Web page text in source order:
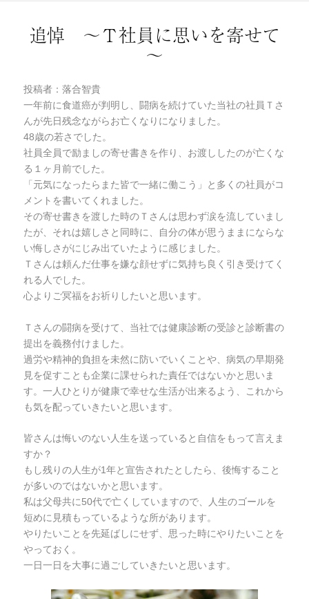
ー
追悼 ～Ｔ社員に思いを寄せて
～
投稿者：落合智貴
一年前に食道癌が判明し、闘病を続けていた当社の社員Ｔさ
んが先日残念ながらお亡くなりになりました。
48歳の若さでした。
社員全員で励ましの寄せ書きを作り、お渡ししたのが亡くな
る１ヶ月前でした。
「元気になったらまた皆で一緒に働こう」と多くの社員がコ
メントを書いてくれました。
その寄せ書きを渡した時のＴさんは思わず涙を流していまし
たが、それは嬉しさと同時に、自分の体が思うままにならな
い悔しさがにじみ出ていたように感じました。
Ｔさんは頼んだ仕事を嫌な顔せずに気持ち良く引き受けてく
れる人でした。
心よりご冥福をお祈りしたいと思います。
Ｔさんの闘病を受けて、当社では健康診断の受診と診断書の
提出を義務付けました。
過労や精神的負担を未然に防いでいくことや、病気の早期発
見を促すことも企業に課せられた責任ではないかと思いま
す。一人ひとりが健康で幸せな生活が出来るよう、これから
も気を配っていきたいと思います。
皆さんは悔いのない人生を送っていると自信をもって言えま
すか？
もし残りの人生が1年と宣告されたとしたら、後悔すること
が多いのではないかと思います。
私は父母共に50代で亡くしていますので、人生のゴールを
短めに見積もっているような所があります。
やりたいことを先延ばしにせず、思った時にやりたいことを
やっておく。
一日一日を大事に過ごしていきたいと思います。